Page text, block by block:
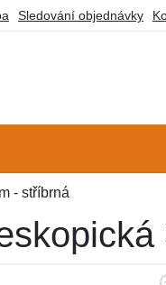
Sledování objednávky
- stříbrná